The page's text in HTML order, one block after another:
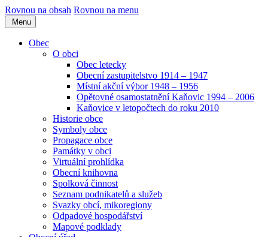
Rovnou na obsah Rovnou na menu
Menu
Obec
O obci
Obec letecky
Obecní zastupitelstvo 1914 – 1947
Místní akční výbor 1948 – 1956
Opětovné osamostatnění Kaňovic 1994 – 2006
Kaňovice v letopočtech do roku 2010
Historie obce
Symboly obce
Propagace obce
Památky v obci
Virtuální prohlídka
Obecní knihovna
Spolková činnost
Seznam podnikatelů a služeb
Svazky obcí, mikoregiony
Odpadové hospodářství
Mapové podklady